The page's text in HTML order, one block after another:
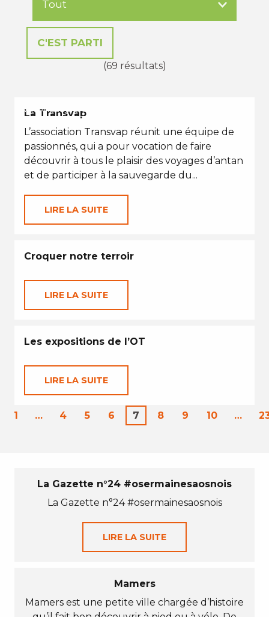
(69 résultats)
VACANCES D'ÉTÉ
La Transvap
L’association Transvap réunit une équipe de
passionnés, qui a pour vocation de faire
découvrir à tous le plaisir des voyages d’antan
et de participer à la sauvegarde du...
LIRE LA SUITE
Croquer notre terroir
LIRE LA SUITE
Les expositions de l’OT
LIRE LA SUITE
1 … 4 5 6 7 8 9 10 …
La Gazette n°24 #osermainesaosnois
La Gazette n°24 #osermainesaosnois
LIRE LA SUITE
Mamers
Mamers est une petite ville chargée d’histoire